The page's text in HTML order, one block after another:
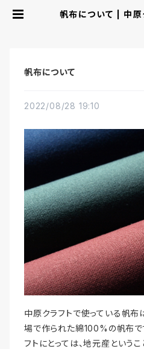
帆布について | 中原
帆布について
2022/08/28 19:10
中原クラフトで使っている帆
場で作られた綿100%の帆布で
フトにとっては、地元産というこ